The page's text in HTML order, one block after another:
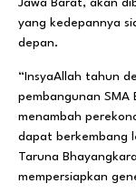
Jawa Barat, akan
yang kedepannya
depan.
“InsyaAllah tahun
pembangunan SMA
menambah
dapat berkembang
Taruna
mempersiapkan